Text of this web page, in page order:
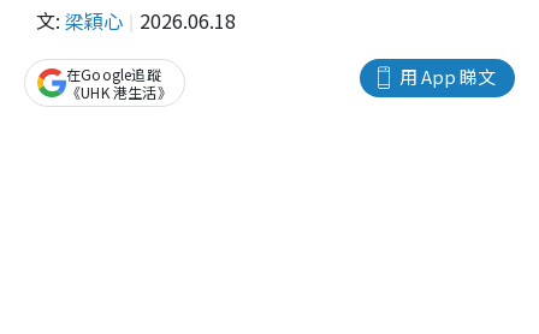
文: 梁穎心 2026.06.18
用 App 睇文
在Google追蹤
《UHK 港生活》